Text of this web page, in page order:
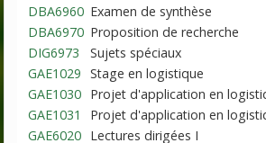
DBA6960 Examen de synthèse
DBA6970 Proposition de recherche
DIG6973
Sujets spéciaux
GAE1029 Stage en logistique
GAE1030 Projet d'application en
GAE1031
Projet d'application en
GAE6020 Lectures dirigées I